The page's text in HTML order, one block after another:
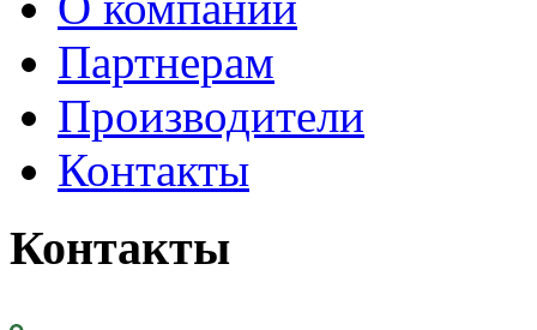
Партнерам
Производители
Контакты
Контакты